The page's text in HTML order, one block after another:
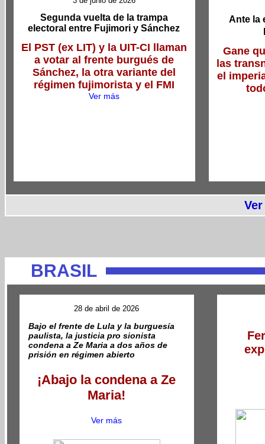
Segunda vuelta de la trampa
electoral entre Fujimori y Sánchez
El PST (ex LIT) y la UIT-CI llaman
a votar al frente burgués de
Sánchez, la otra variante del
régimen fujimorista y el FMI
Ver más
Ante la
Gane
las
el
BRASIL
28 de abril de 2026
Bajo el frente de Lula y la burguesía
paulista, la justicia pro sionista
condena a Ze Maria a dos años de
prisión en régimen abierto
¡Abajo la condena a Ze
Maria!
Ver más